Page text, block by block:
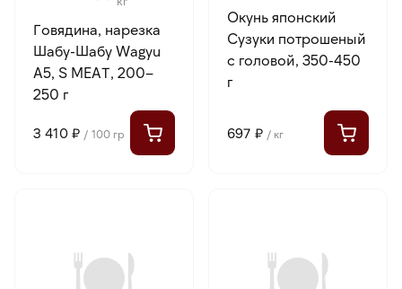
Говядина, нарезка
Шабу-Шабу Wagyu
A5, S MEAT, 200–
250 г
3 410 ₽ / 100 гр
Окунь японский
Сузуки потрошеный
с головой, 350-450
г
697 ₽ / кг